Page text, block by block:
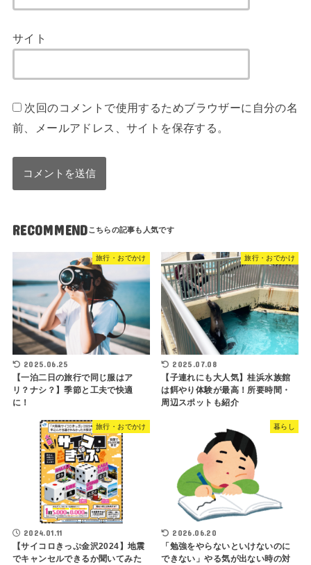
サイト
次回のコメントで使用するためブラウザーに自分の名
前、メールアドレス、サイトを保存する。
RECOMMEND
旅行・おでかけ
2025.06.25
【一泊二日の旅行で同じ服はア
リ？ナシ？】季節と工夫で快適
に！
旅行・おでかけ
2025.07.08
【子連れにも大人気】桂浜水族館
は餌やり体験が最高！所要時間・
周辺スポットも紹介
旅行・おでかけ
2024.01.11
【サイコロきっぷ金沢2024】地震
でキャンセルできるか聞いてみた
暮らし
2026.06.20
「勉強をやらないといけないのに
できない」やる気が出ない時の対